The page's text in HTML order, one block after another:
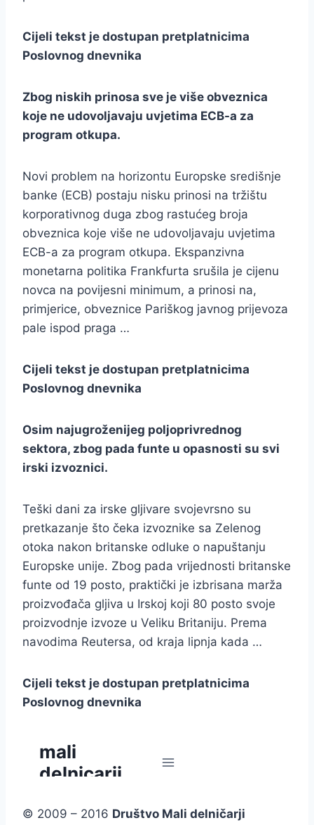
Cijeli tekst je dostupan pretplatnicima
Poslovnog dnevnika
Zbog niskih prinosa sve je više obveznica
koje ne udovoljavaju uvjetima ECB-a za
program otkupa.
Novi problem na horizontu Europske središnje
banke (ECB) postaju nisku prinosi na tržištu
korporativnog duga zbog rastućeg broja
obveznica koje više ne udovoljavaju uvjetima
ECB-a za program otkupa. Ekspanzivna
monetarna politika Frankfurta srušila je cijenu
novca na povijesni minimum, a prinosi na,
primjerice, obveznice Pariškog javnog prijevoza
pale ispod praga …
Cijeli tekst je dostupan pretplatnicima
Poslovnog dnevnika
Osim najugroženijeg poljoprivrednog
sektora, zbog pada funte u opasnosti su svi
irski izvoznici.
Teški dani za irske gljivare svojevrsno su
pretkazanje što čeka izvoznike sa Zelenog
otoka nakon britanske odluke o napuštanju
Europske unije. Zbog pada vrijednosti britanske
funte od 19 posto, praktički je izbrisana marža
proizvođača gljiva u Irskoj koji 80 posto svoje
proizvodnje izvoze u Veliku Britaniju. Prema
navodima Reutersa, od kraja lipnja kada …
Cijeli tekst je dostupan pretplatnicima
Poslovnog dnevnika
© 2009 – 2016 Društvo Mali delničarji